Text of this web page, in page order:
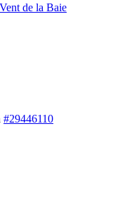
de la Baie
#29446110